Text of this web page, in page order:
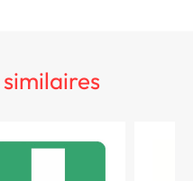
similaires